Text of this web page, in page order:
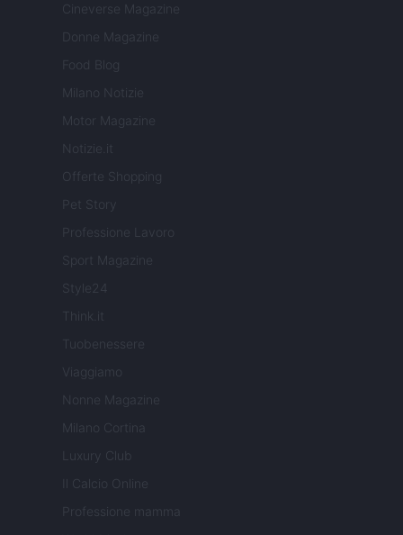
Cineverse Magazine
Donne Magazine
Food Blog
Milano Notizie
Motor Magazine
Notizie.it
Offerte Shopping
Pet Story
Professione Lavoro
Sport Magazine
Style24
Think.it
Tuobenessere
Viaggiamo
Nonne Magazine
Milano Cortina
Luxury Club
Il Calcio Online
Professione mamma